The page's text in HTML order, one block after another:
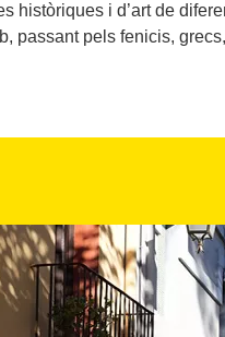
i d’art de
passant pels fenicis,